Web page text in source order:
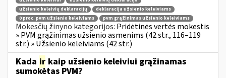
užsienio keleivių deklaracijų
deklaracija užsienio keleiviams
0 proc. pvm užsienio keleiviams
pvm grąžinimas užsienio keleiviams
Mokesčių žinyno kategorijos: Pridėtinės vertės mokestis
» PVM grąžinimas užsienio asmenims (42 str., 116–119
str.) » Užsienio keleiviams (42 str.)
Kada ir kaip užsienio keleiviui grąžinamas
sumokėtas PVM?